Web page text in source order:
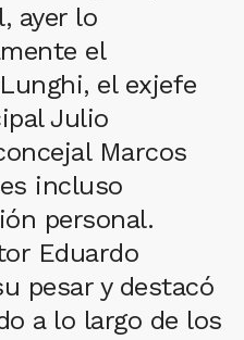
ayer lo
el
el exjefe
Julio
Marcos
incluso
personal.
Eduardo
pesar y destacó
a lo largo de los